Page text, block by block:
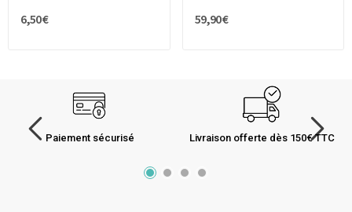
6,50 € 59,90 €
Paiement sécurisé Livraison offerte dès 150€ TTC